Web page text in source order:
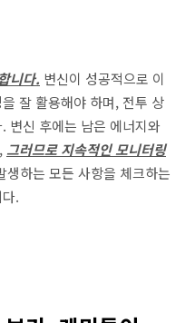
니다. 변신이 성공적으로 이
잘 활용해야 하며, 전투 상
변신 후에는 남은 에너지와
그러므로 지속적인 모니터링
생하는 모든 사항을 체크하는
.